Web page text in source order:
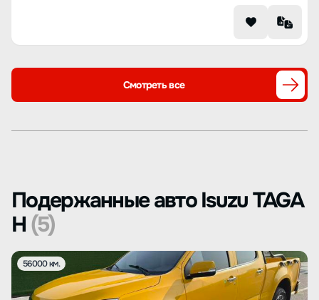
Смотреть все
Подержанные авто Isuzu TAGA
H (5)
56000 км.